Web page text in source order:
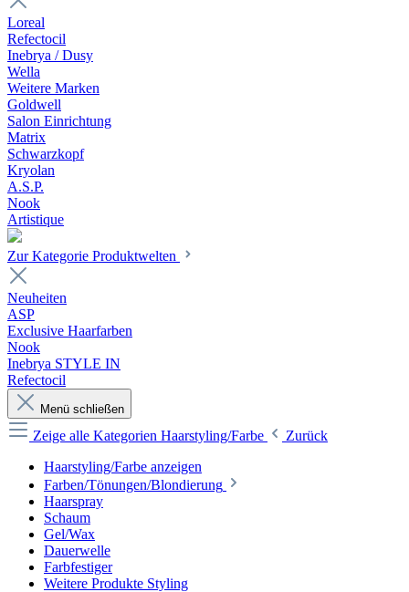
Loreal
Refectocil
Inebrya / Dusy
Wella
Weitere Marken
Goldwell
Salon Einrichtung
Matrix
Schwarzkopf
Kryolan
A.S.P.
Nook
Artistique
Zur Kategorie Produktwelten
Neuheiten
ASP
Exclusive Haarfarben
Nook
Inebrya STYLE IN
Refectocil
Menü schließen
Zeige alle Kategorien Haarstyling/Farbe
Zurück
Haarstyling/Farbe anzeigen
Farben/Tönungen/Blondierung
Haarspray
Schaum
Gel/Wax
Dauerwelle
Farbfestiger
Weitere Produkte Styling